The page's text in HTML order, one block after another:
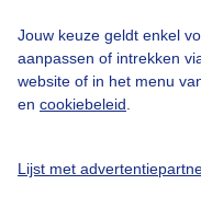
Jouw keuze geldt enkel
aanpassen of intrekken
website of in het menu
en cookiebeleid
Lijst met
Privacy beleid
Cookie beleid